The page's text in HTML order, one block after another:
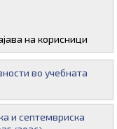
на корисници
во учебната
и септемвриска